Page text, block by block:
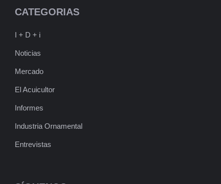
CATEGORIAS
I + D + i
Noticias
Mercado
El Acuicultor
Informes
Industria Ornamental
Entrevistas